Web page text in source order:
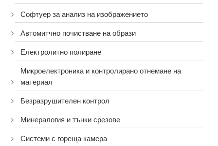
Софтуер за анализ на изображението
Автомитчно почистване на образи
Електролитно полиране
Микроелектроника и контролирано отнемане на
материал
Безразрушителен контрол
Минералогия и тънки срезове
Системи с гореща камера